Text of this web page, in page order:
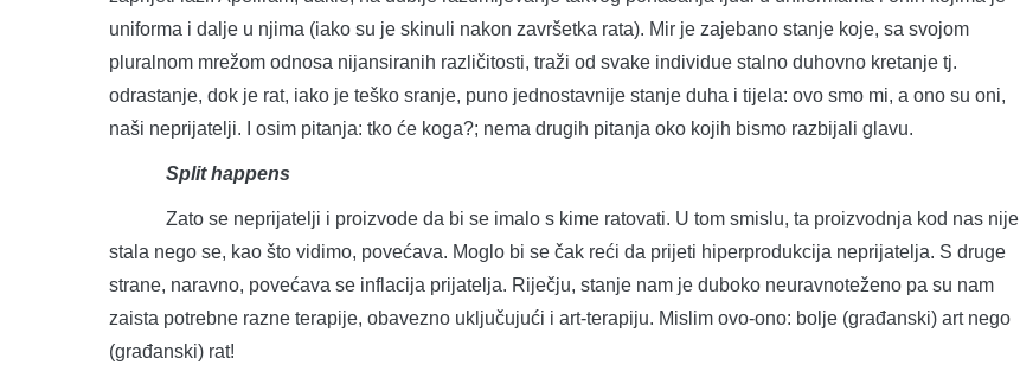
uniforma i dalje u njima (iako su je skinuli nakon završetka rata). Mir je zajebano stanje koje, sa svojom
pluralnom mrežom odnosa nijansiranih različitosti, traži od svake individue stalno duhovno kretanje tj.
odrastanje, dok je rat, iako je teško sranje, puno jednostavnije stanje duha i tijela: ovo smo mi, a ono su oni,
naši neprijatelji. I osim pitanja: tko će koga?; nema drugih pitanja oko kojih bismo razbijali glavu.
Split happens
Zato se neprijatelji i proizvode da bi se imalo s kime ratovati. U tom smislu, ta proizvodnja kod nas nije
stala nego se, kao što vidimo, povećava. Moglo bi se čak reći da prijeti hiperprodukcija neprijatelja. S druge
strane, naravno, povećava se inflacija prijatelja. Riječju, stanje nam je duboko neuravnoteženo pa su nam
zaista potrebne razne terapije, obavezno uključujući i art-terapiju. Mislim ovo-ono: bolje (građanski) art nego
(građanski) rat!